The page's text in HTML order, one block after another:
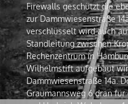
Firewalls geschützt die
zur Dammwiesenstraße
verschlüsselt wird auch
Standleitung zwischen
Rechenzentrum in
Wilhelmstift aufgebaut
Dammwiesenstraße 14a.
Graumannsweg 6 dran für